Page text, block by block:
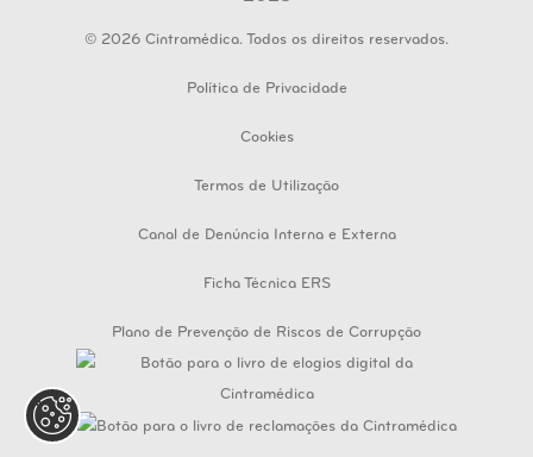
© 2026 Cintramédica. Todos os direitos reservados.
Política de Privacidade
Cookies
Termos de Utilização
Canal de Denúncia Interna e Externa
Ficha Técnica ERS
Plano de Prevenção de Riscos de Corrupção